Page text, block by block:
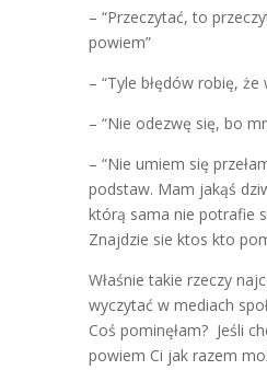
– “Przeczytać, to
powiem”
– “Tyle błędów robię,
– “Nie odezwę się, bo
– “Nie umiem się
podstaw. Mam jakąś
którą sama nie potrafie
Znajdzie sie ktos kto
Właśnie takie rzeczy
wyczytać w mediach
Coś pominęłam? Jeśli
powiem Ci jak razem